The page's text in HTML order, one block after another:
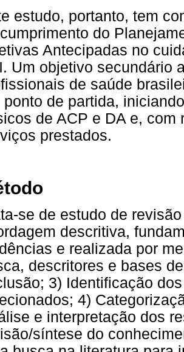
estudo, portanto, tem
do
Antecipadas no
Um objetivo secundário
de saúde
ponto de partida,
de ACP e DA e,
prestados.
se de estudo de
descritiva,
e realizada por
descritores e bases
3) Identificação
4)
e interpretação dos
síntese do